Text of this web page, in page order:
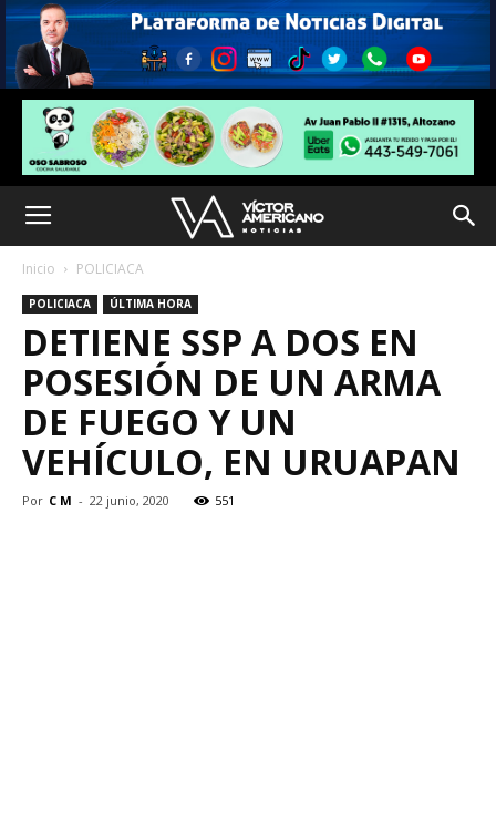
Inicio POLICIACA
POLICIACA ÚLTIMA HORA
DETIENE SSP A DOS EN
POSESIÓN DE UN ARMA
DE FUEGO Y UN
VEHÍCULO, EN URUAPAN
Por C M - 22 junio, 2020 551